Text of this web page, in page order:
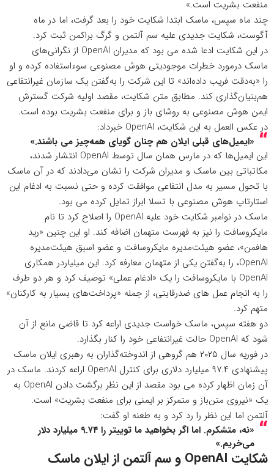
منفعت بشریت است.»
چند ماه سپس، ماسک ابتدا شکایت خود را بعد گرفت، اما در ماه
آگوست، شکایت جدیدی علیه سم آلتمن و گرگ براکمن ثبت کرد.
در این شکایت ادعا شده می بود که مدیران OpenAI از نگرانی‌های
ماسک درمورد خطرات موجودیتی هوش مصنوعی سوءاستفاده کرده و او
را «به‌دقت فریب داده‌اند» تا این شرکت را به‌گفتن یک سازمان غیرانتفاعی
هم‌بنیان‌گذاری کند. مطابق متن شکایت، مقصد اولیه شرکت گسترش
ایمن هوش مصنوعی به روشای باز و برای منفعت بشریت بوده است.
در عکس العمل به این شکایت، OpenAI خبرداد:
«ایمیل‌های قبلی ایلان هم چنان گویای همه‌چیز می باشند.»
این ایمیل‌ها که در مارس همان سال توسط OpenAI انتشار شدند،
مکاتباتی بین ماسک و مدیران شرکت را نشان می‌دادند که در آن ماسک
با تحول مسیر به مدل انتفاعی موافقت کرده و حتی نسبت به ادغام این
استارتاپ هوش مصنوعی با تسلا ابراز تمایل کرده می بود.
ماسک در نوامبر شکایت خود علیه OpenAI را اصلاح کرد تا نام
مایکروسافت را نیز به فهرست متهمان اضافه کند. او این چنین «رید
هافمن»، عضو هیئت‌مدیره مایکروسافت و عضو اسبق هیئت‌مدیره
OpenAI، را به‌گفتن یکی از متهمان معارفه کرد. این میلیاردر همکاری
OpenAI با مایکروسافت را یک «ادغام عملی» توصیف کرد و هر دو طرف
را به انجام عمل های ضدرقابتی، از جمله «پرداخت‌های بسیار به کارکنان»
متهم کرد.
دو هفته سپس، ماسک خواست جدیدی اراعه کرد تا قاضی مانع از آن
شود که OpenAI حالت غیرانتفاعی خود را کنار بگذارد.
در فوریه سال ۲۰۲۵ هم گروهی از اندوخته‌گذاران به رهبری ایلان ماسک
پیشنهادی ۹۷.۴ میلیارد دلاری برای کنترل OpenAI اراعه کردند. ماسک در
آن زمان اظهار کرده می بود مقصد از این نظر برگشت دادن OpenAI به
یک «نیروی متن‌باز و متمرکز بر ایمنی برای منفعت بشریت» است.
آلتمن اما این نظر را رد کرد و به طعنه او گفت:
«نه، متشکرم. اما اگر بخواهید ما توییتر را ۹.۷۴ میلیارد دلار
می‌خریم.»
شکایت OpenAI و سم آلتمن از ایلان ماسک